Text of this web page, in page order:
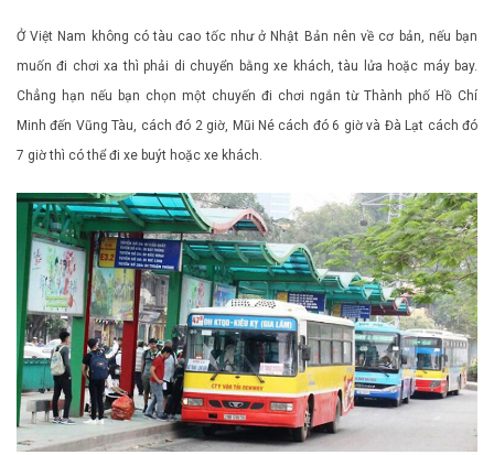
Ở Việt Nam không có tàu cao tốc như ở Nhật Bản nên về cơ bản, nếu bạn
muốn đi chơi xa thì phải di chuyển bằng xe khách, tàu lửa hoặc máy bay.
Chẳng hạn nếu bạn chọn một chuyến đi chơi ngắn từ Thành phố Hồ Chí
Minh đến Vũng Tàu, cách đó 2 giờ, Mũi Né cách đó 6 giờ và Đà Lạt cách đó
7 giờ thì có thể đi xe buýt hoặc xe khách.